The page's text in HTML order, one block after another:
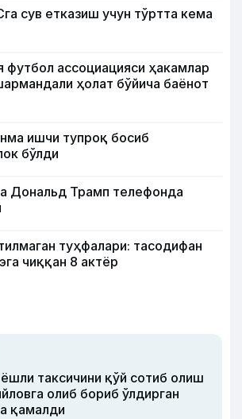
сув етказиш учун тўртта кема
ассоциацияси ҳакамлар
ҳолат бўйича баёнот
ишчи тупроқ босиб
бўлди
Дональд Трамп телефонда
туҳфалари: тасодифан
чиққан 8 актёр
таксичини қўй сотиб олиш
олиб бориб ўлдирган
қамалди